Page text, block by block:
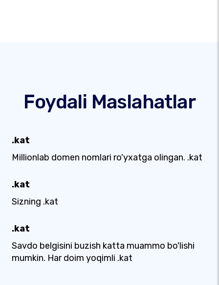
Foydali Maslahatlar
.kat
Millionlab domen nomlari ro'yxatga olingan. .kat
.kat
Sizning .kat
.kat
Savdo belgisini buzish katta muammo bo'lishi
mumkin. Har doim yoqimli .kat